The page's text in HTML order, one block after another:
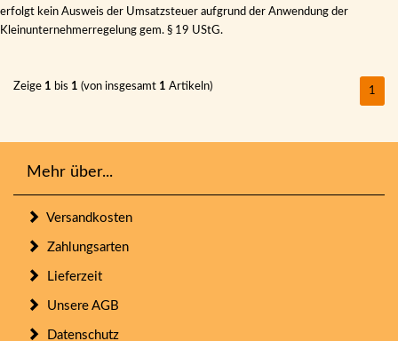
erfolgt kein Ausweis der Umsatzsteuer aufgrund der Anwendung der
Kleinunternehmerregelung gem. § 19 UStG.
Zeige 1 bis 1 (von insgesamt 1 Artikeln) 1
Mehr über...
Versandkosten
Zahlungsarten
Lieferzeit
Unsere AGB
Datenschutz